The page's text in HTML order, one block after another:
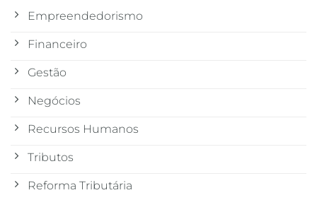
Empreendedorismo
Financeiro
Gestão
Negócios
Recursos Humanos
Tributos
Reforma Tributária